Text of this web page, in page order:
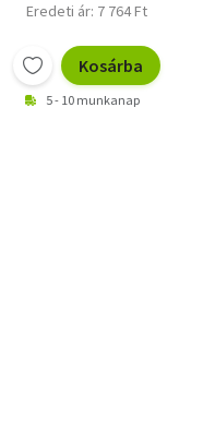
Eredeti ár: 7 764 Ft
Kosárba
5 - 10 munkanap